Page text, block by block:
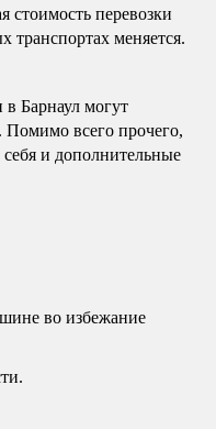
стоимость перевозки
транспортах меняется.
Барнаул могут
Помимо всего прочего,
и дополнительные
во избежание